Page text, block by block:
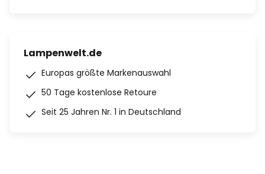
Lampenwelt.de
Europas größte Markenauswahl
50 Tage kostenlose Retoure
Seit 25 Jahren Nr. 1 in Deutschland